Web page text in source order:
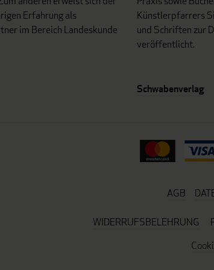
Erfahrung als
im Bereich Landeskunde
Künstlerpfarrers
und Schriften zur
veröffentlicht.
Schwabenverlag
AGB
WIDERRUFSBELEHRUNG